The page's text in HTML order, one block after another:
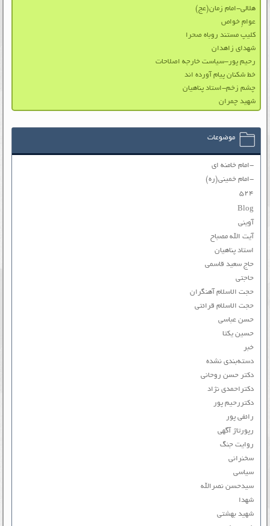
هلالی-امام زمان(عج)
عوامِ خواص
کلیپ مستند روباه صحرا
شهدای زاهدان
رحیم پور-سیاست خارجه اصلاحات
خط شکنان پیام آورده اند
چشم زخم-استاد پناهیان
شهید چمران
موضوعات
-امام خامنه ای
-امام خمینی(ره)
۵۲۴
Blog
آوینی
آیت الله مصباح
استاد پناهیان
حاج سعید قاسمی
حاجتی
حجت الاسلام آهنگران
حجت الاسلام قرائتی
حسن عباسی
حسین یکتا
خبر
دسته‌بندی نشده
دکتر حسن روحانی
دکتراحمدی نژاد
دکتررحیم پور
رائفی پور
رپورتاژ آگهی
روایت جنگ
سخنرانی
سیاسی
سیدحسن نصرالله
شهدا
شهید بهشتی